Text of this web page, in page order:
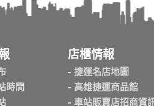
時間
店櫃情報
捷運名店地圖
高雄捷運商品館
車站販賣店招商資